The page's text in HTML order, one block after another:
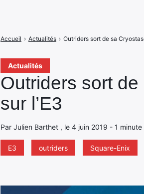
Actualités
Outriders sort
sur l’E3
Par Julien Barthet , le 4 juin 2019 - 1
E3 outriders Square-Enix
Accueil › Actualités › Outriders sort de sa